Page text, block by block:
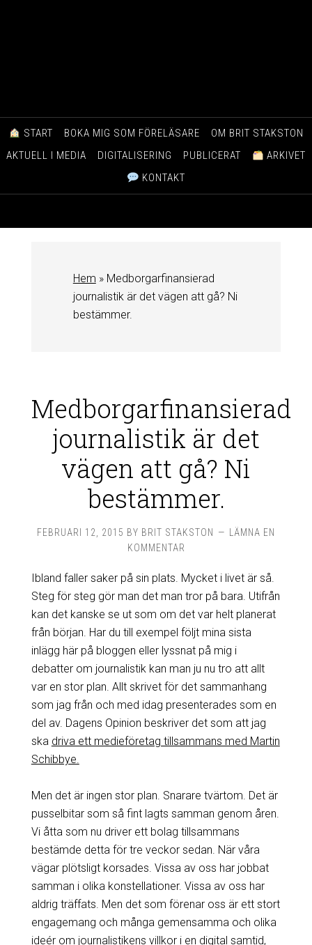
START BOKA MIG SOM FÖRELÄSARE
OM BRIT STAKSTON
AKTUELL I MEDIA
DIGITALISERING PUBLICERAT
ARKIVET
KONTAKT
Hem » Medborgarfinansierad
journalistik är det vägen att gå? Ni
bestämmer.
Medborgarfinansierad
journalistik är det
vägen att gå? Ni
bestämmer.
FEBRUARI 12, 2015 BY BRIT STAKSTON
LÄMNA EN
KOMMENTAR
Ibland faller saker på sin plats. Mycket i livet är så.
Steg för steg gör man det man tror på bara. Utifrån
kan det kanske se ut som om det var helt planerat
från början. Har du till exempel följt mina sista
inlägg här på bloggen eller lyssnat på mig i
debatter om journalistik kan man ju nu tro att allt
var en stor plan. Allt skrivet för det sammanhang
som jag från och med idag presenterades som en
del av. Dagens Opinion beskriver det som att jag
ska driva ett medieföretag tillsammans med Martin
Schibbye.
Men det är ingen stor plan. Snarare tvärtom. Det är
pusselbitar som så fint lagts samman genom åren.
Vi åtta som nu driver ett bolag tillsammans
bestämde detta för tre veckor sedan. När våra
vägar plötsligt korsades. Vissa av oss har jobbat
samman i olika konstellationer. Vissa av oss har
aldrig träffats. Men det som förenar oss är ett stort
engagemang och många gemensamma och olika
ideér om journalistikens villkor i en digital samtid,